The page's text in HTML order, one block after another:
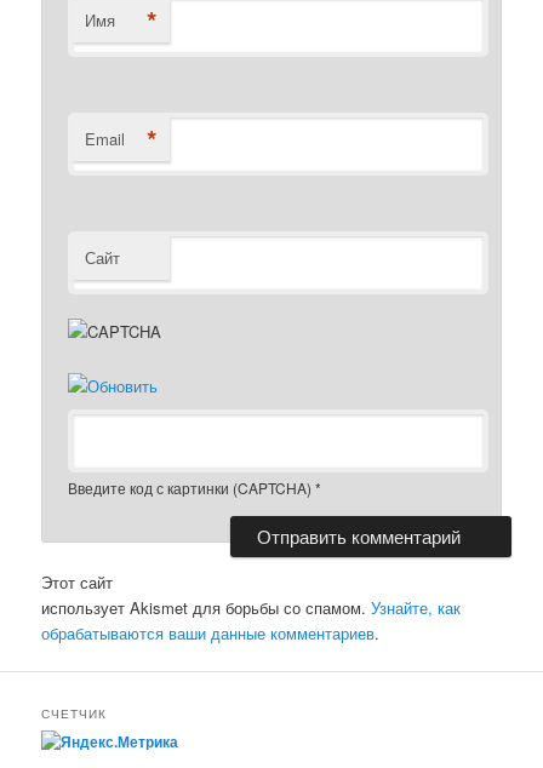
Имя *
Email *
Сайт
Введите код с картинки (CAPTCHA) *
Этот сайт
использует Akismet для борьбы со спамом.Узнайте, как
обрабатываются ваши данные комментариев.
СЧЕТЧИК